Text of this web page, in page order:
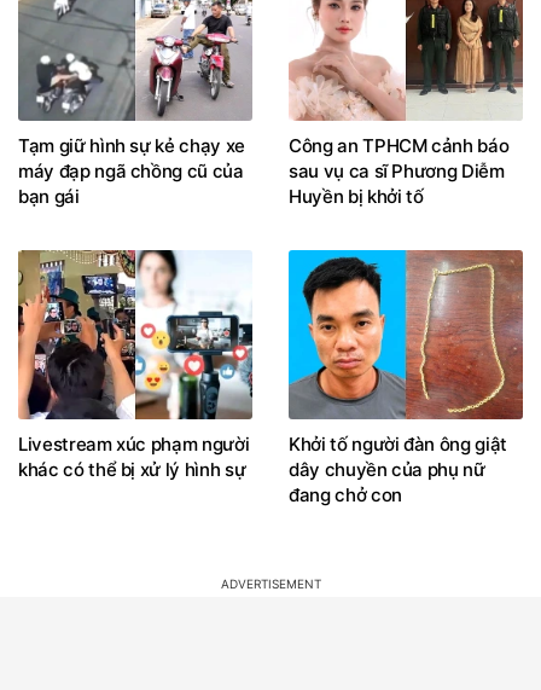
Tạm giữ hình sự kẻ chạy xe
máy đạp ngã chồng cũ của
bạn gái
Công an TPHCM cảnh báo
sau vụ ca sĩ Phương Diễm
Huyền bị khởi tố
Livestream xúc phạm người
khác có thể bị xử lý hình sự
Khởi tố người đàn ông giật
dây chuyền của phụ nữ
đang chở con